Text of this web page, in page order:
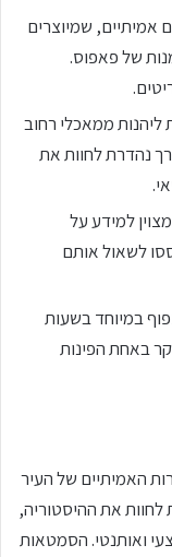
אמיתיים, שמיוצרים
של פאפוס.
ממאכלי רחוב
נהדרת לחוות את
למידע על
לשאול אותם
במיוחד בשעות
באחת הפינות
האמיתיים של העיר
לחוות את ההיסטוריה,
ואותנטי. הסמטאות